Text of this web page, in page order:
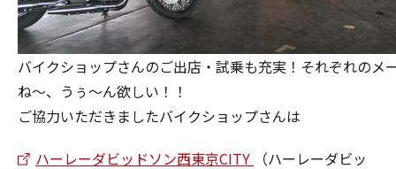
バイクショップさんのご出店・試乗も充実！それぞれのメ
ね～、うぅ～ん欲しい！！
ご協力いただきましたバイクショップさんは
ハーレーダビッドソン西東京CITY
（ハーレーダビッ